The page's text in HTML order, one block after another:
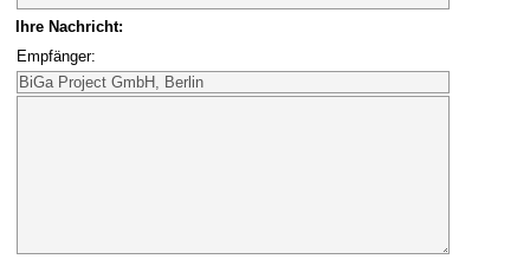
Ihre Nachricht:
Empfänger: